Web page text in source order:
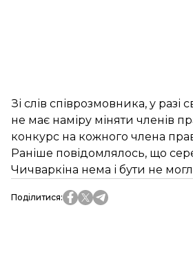
Зі слів співрозмовника, у
не має наміру міняти членів
конкурс на кожного члена
Раніше повідомлялось, що
Чичваркіна нема і бути не
Поділитися: